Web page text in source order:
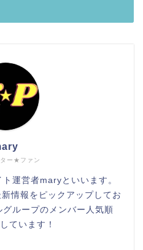
ー★ファン
運営者maryといいます。
情報をピックアップしてお
ループのメンバー人気順
ています！